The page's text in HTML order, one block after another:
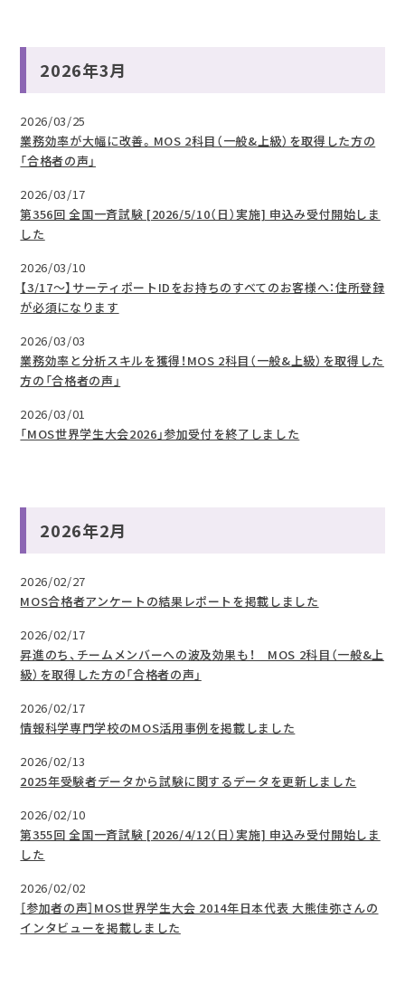
2026年3月
2026/03/25
業務効率が大幅に改善。MOS 2科目（一般&上級）を取得した方の
「合格者の声」
2026/03/17
第356回 全国一斉試験 [2026/5/10（日）実施] 申込み受付開始しま
した
2026/03/10
【3/17～】サーティポートIDをお持ちのすべてのお客様へ：住所登録
が必須になります
2026/03/03
業務効率と分析スキルを獲得！MOS 2科目（一般&上級）を取得した
方の「合格者の声」
2026/03/01
「MOS世界学生大会2026」参加受付を終了しました
2026年2月
2026/02/27
MOS合格者アンケートの結果レポートを掲載しました
2026/02/17
昇進のち、チームメンバーへの波及効果も！ MOS 2科目（一般&上
級）を取得した方の「合格者の声」
2026/02/17
情報科学専門学校のMOS活用事例を掲載しました
2026/02/13
2025年受験者データから試験に関するデータを更新しました
2026/02/10
第355回 全国一斉試験 [2026/4/12（日）実施] 申込み受付開始しま
した
2026/02/02
［参加者の声］MOS世界学生大会 2014年日本代表 大熊佳弥さんの
インタビューを掲載しました